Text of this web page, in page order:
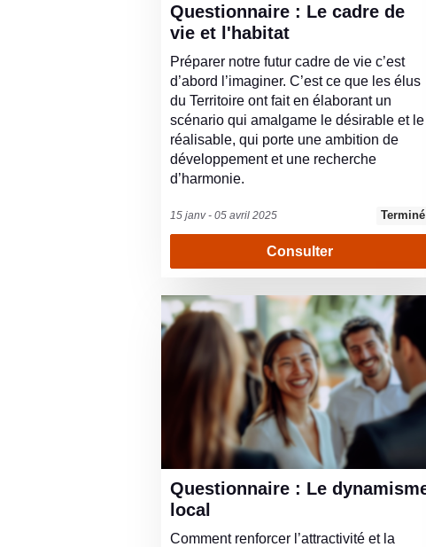
Questionnaire : Le cadre de
vie et l'habitat
Préparer notre futur cadre de vie c’est
d’abord l’imaginer. C’est ce que les élus
du Territoire ont fait en élaborant un
scénario qui amalgame le désirable et le
réalisable, qui porte une ambition de
développement et une recherche
d’harmonie.
15 janv - 05 avril 2025 Terminé
Consulter
Questionnaire : Le dynamisme
local
Comment renforcer l’attractivité et la